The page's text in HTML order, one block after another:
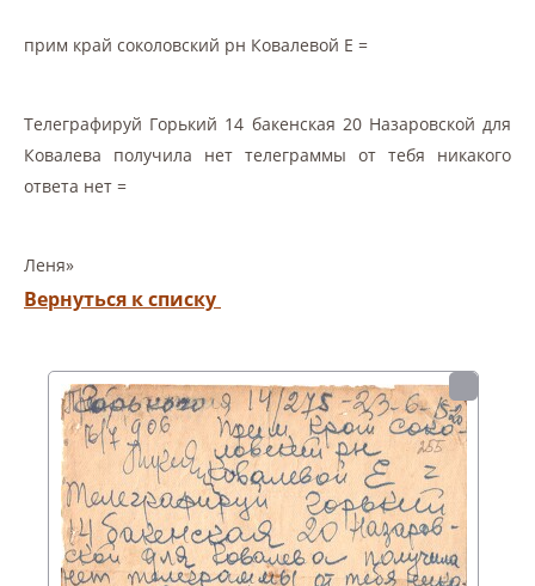
прим край соколовский рн Ковалевой Е =
Телеграфируй Горький 14 бакенская 20 Назаровской для
Ковалева получила нет телеграммы от тебя никакого
ответа нет =
Леня»
Вернуться к списку